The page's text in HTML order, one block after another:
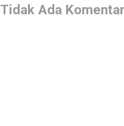
Tidak Ada Komentar